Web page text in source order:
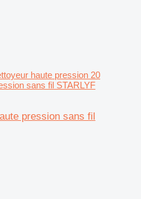
haute pression 20
sans fil STARLYF
pression sans fil